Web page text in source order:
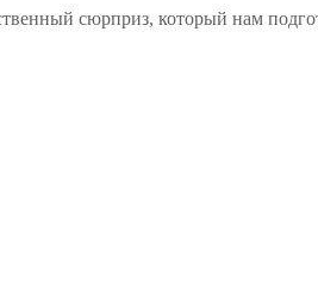
сюрприз, который нам